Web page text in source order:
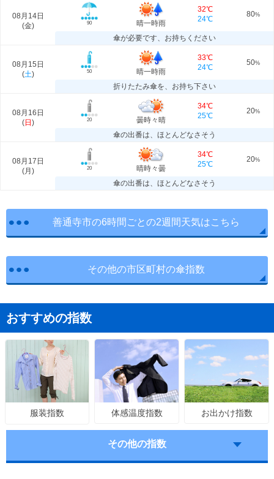
08月14日
(金) 90 晴一時雨
32℃
24℃
80%
傘が必要です、お持ちください
08月15日
(土) 50 晴一時雨
33℃
24℃
50%
折りたたみ傘を、お持ち下さい
08月16日
(日 ) 20 曇時々晴
34℃
25℃
20%
傘の出番は、ほとんどなさそう
08月17日
(月 ) 20 晴時々曇
34℃
25℃
20%
傘の出番は、ほとんどなさそう
善通寺市の6時間ごとの2週間天気はこちら
その他の市区町村の傘指数
おすすめの指数
服装指数 体感温度指数 お出かけ指数
その他の指数